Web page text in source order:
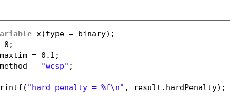
x(type = binary);
0;
= 0.1;
=
"wcsp" ;
"hard penalty = %f\n" , result.hardPenalty);